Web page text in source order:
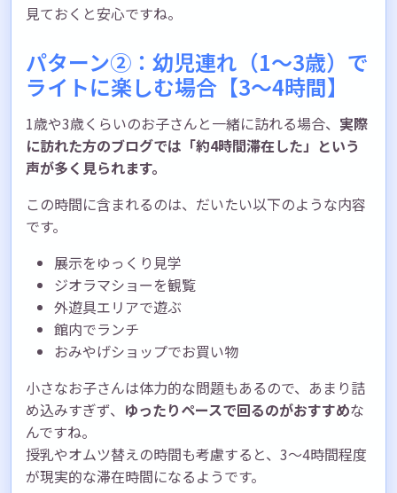
見ておくと安心ですね。
パターン②：幼児連れ（1〜3歳）で
ライトに楽しむ場合【3〜4時間】
1歳や3歳くらいのお子さんと一緒に訪れる場合、 実際
に訪れた方のブログでは「約4時間滞在した」という
声が多く見られます。
この時間に含まれるのは、だいたい以下のような内容
です。
展示をゆっくり見学
ジオラマショーを観覧
外遊具エリアで遊ぶ
館内でランチ
おみやげショップでお買い物
小さなお子さんは体力的な問題もあるので、あまり詰
め込みすぎず、 ゆったりペースで回るのがおすすめな
んですね。
授乳やオムツ替えの時間も考慮すると、3〜4時間程度
が現実的な滞在時間になるようです。